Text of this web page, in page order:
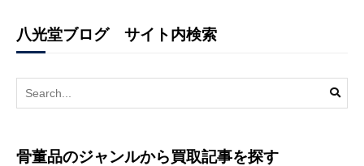
八光堂ブログ サイト内検索
Search
for:
骨董品のジャンルから買取記事を探す